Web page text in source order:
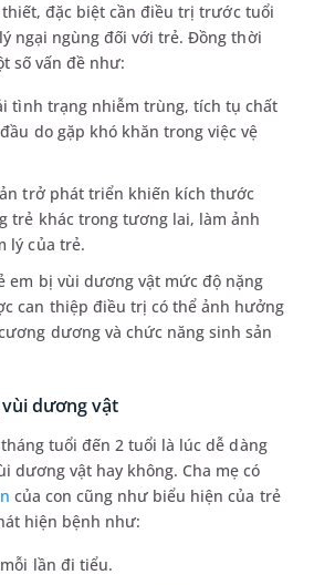
đặc biệt cần điều trị trước tuổi
ngại ngùng đối với trẻ. Đồng thời
số vấn đề như:
tình trạng nhiễm trùng, tích tụ chất
do gặp khó khăn trong việc vệ
trở phát triển khiến kích thước
trẻ khác trong tương lai, làm ảnh
lý của trẻ.
em bị vùi dương vật mức độ nặng
can thiệp điều trị có thể ảnh hưởng
dương và chức năng sinh sản
dương vật
tuổi đến 2 tuổi là lúc dễ dàng
dương vật hay không. Cha mẹ có
của con cũng như biểu hiện của trẻ
hiện bệnh như:
lần đi tiểu.